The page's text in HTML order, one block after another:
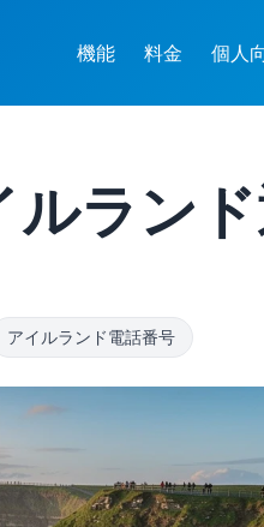
機能 料金 個人
ラン
アイルランド電話番号